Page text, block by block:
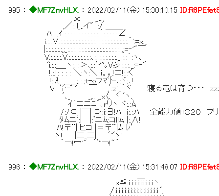
995 ：◆MF7ZnvHLX. ：2022/02/11(金) 15:30:10.15
,x; _,..,
,／:.:l_,.イ"´:/ ＿＿__
ﾊ ,ｲ.:.:.:.:.:.:.:.:.:.:.:.:.´:.:.:.:.:.∠_
i.:.:∨.:.:.:.:.:.:.:.:.:.:.:.:.:.:.:.:.:.:.:.:.:.:.:.｀':=ｘ._
|:.:.:.:.:.:,;_:.:.:.:.:.:.:.:.:.:.:.:.:.:.:.:.:.:.:,;=‐'"￣
V.:.:.:.:.V.:.:.:.:.:.:.:.:､:.:.:.:.:.:.:.:._:.:.:｀:ヽ､
ﾞi.:.:＿_ヽ:.:.:＞､:.:ﾞr'''｡V彡.:.:.:._;=‐'ﾞ
!.:.!: : : : ＼:ヽ:＼.:ｉ。｡,!ニ!:.:く
!:λ＿＿;..:.;t-oフﾏﾞ|ｰ､:ヾ;､!
V ﾞiﾞｰﾟ 'ﾞ ￣ ,ﾞ.ｚ'._｀ヾ 寝る竜は育つ・・・ ｚｚ
ﾞ､_ _,.. _,x〈、ヾ:.ﾞヽ、
ｲ｀ニニﾆ´､rリヽ ヾ:.:ﾑ
/:/⊂ |￣| ⊃:i:∃!ﾊ ｉ:.:.ﾊ 全能力値+３２０ フリー
ﾀﾑニﾞ:| |:ﾞニﾑ:コllﾑ |:.∧!
ﾊ!〒¨| ヒコ |＝〒¨|ﾑ ﾚ’
ゝ!─‐|三_三|─‐ﾞ''ﾞゝ'
｀￢!冖'" ｀ﾞ''￢!"´
996 ：◆MF7ZnvHLX. ：2022/02/11(金) 15:31:48.07
ｘ≦:i:i:i:i:i:i:i:i:iヽ
/:i:i:i:i:i:i:i:i:i:i:i:i:i:i:i‘,